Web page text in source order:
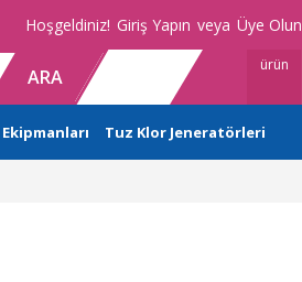
Hoşgeldiniz! Giriş Yapın veya Üye Olun
ARA
ürün
Tuz Klor Jeneratörleri